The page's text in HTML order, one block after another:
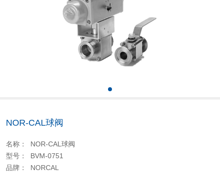
NOR-CAL球阀
名称： NOR-CAL球阀
型号： BVM-0751
品牌： NORCAL